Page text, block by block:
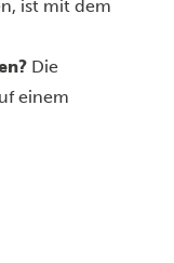
ist mit dem
Die
einem